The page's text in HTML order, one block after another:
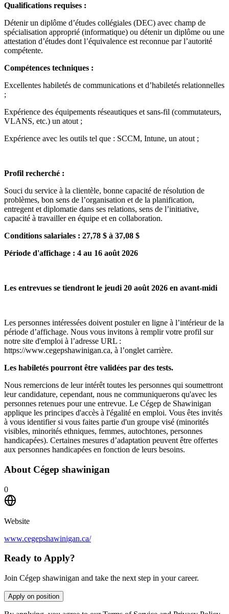
Qualifications requises :
Détenir un diplôme d’études collégiales (DEC) avec champ de
spécialisation approprié (informatique) ou détenir un diplôme ou une
attestation d’études dont l’équivalence est reconnue par l’autorité
compétente.
Compétences techniques :
Excellentes habiletés de communications et d’habiletés relationnelles
;
Expérience des équipements réseautiques et sans-fil (commutateurs,
VLANS, etc.) un atout ;
Expérience avec les outils tel que : SCCM, Intune, un atout ;
Profil recherché :
Souci du service à la clientèle, bonne capacité de résolution de
problèmes, bon sens de l’organisation et de la planification,
entregent et diplomatie dans ses relations, sens de l’initiative,
capacité à travailler en équipe et en collaboration.
Conditions salariales : 27,78 $ à 37,08 $
Période d'affichage : 4 au 16 août 2026
Les entrevues se tiendront le jeudi 20 août 2026 en avant-midi
Les personnes intéressées doivent postuler en ligne à l’intérieur de la
période d’affichage. Nous vous invitons à remplir votre profil sur
notre site d'emploi à l’adresse URL :
https://www.cegepshawinigan.ca, à l’onglet carrière.
Les habiletés pourront être validées par des tests.
Nous remercions de leur intérêt toutes les personnes qui soumettront
leur candidature, cependant, nous ne communiquerons qu'avec les
personnes retenues pour une entrevue. Le Cégep de Shawinigan
applique les principes d'accès à l'égalité en emploi. Vous êtes invités
à vous identifier si vous faites partie d'un groupe visé (minorités
visibles, minorités ethniques, femmes, autochtones, personnes
handicapées). Certaines mesures d’adaptation peuvent être offertes
aux personnes handicapées en fonction de leurs besoins.
About Cégep shawinigan
0
Website
www.cegepshawinigan.ca/
Ready to Apply?
Join Cégep shawinigan and take the next step in your career.
Apply on position